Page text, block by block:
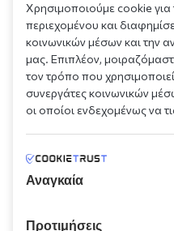
Χρησιμοποιούμε cookie για
περιεχομένου και
κοινωνικών μέσων και την
μας. Επιπλέον,
τον τρόπο που
συνεργάτες κοινωνικών
οι οποίοι ενδεχομένως να
υπηρεσιών τους.
Αναγκαία
Προτιμήσεις